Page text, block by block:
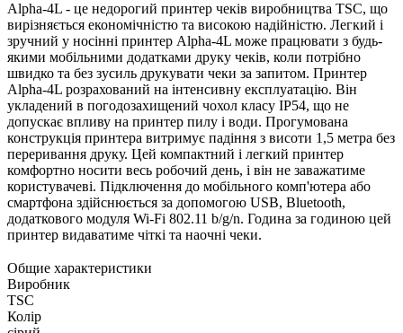
Alpha-4L - це недорогий принтер чеків виробництва TSC, що
вирізняється економічністю та високою надійністю. Легкий і
зручний у носінні принтер Alpha-4L може працювати з будь-
якими мобільними додатками друку чеків, коли потрібно
швидко та без зусиль друкувати чеки за запитом. Принтер
Alpha-4L розрахований на інтенсивну експлуатацію. Він
укладений в погодозахищений чохол класу IP54, що не
допускає впливу на принтер пилу і води. Прогумована
конструкція принтера витримує падіння з висоти 1,5 метра без
переривання друку. Цей компактний і легкий принтер
комфортно носити весь робочий день, і він не заважатиме
користувачеві. Підключення до мобільного комп'ютера або
смартфона здійснюється за допомогою USB, Bluetooth,
додаткового модуля Wi-Fi 802.11 b/g/n. Година за годиною цей
принтер видаватиме чіткі та наочні чеки.
Общие характеристики
Виробник
TSC
Колір